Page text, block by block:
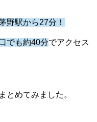
野駅から27分！
でも約40分でアクセス
とめてみました。